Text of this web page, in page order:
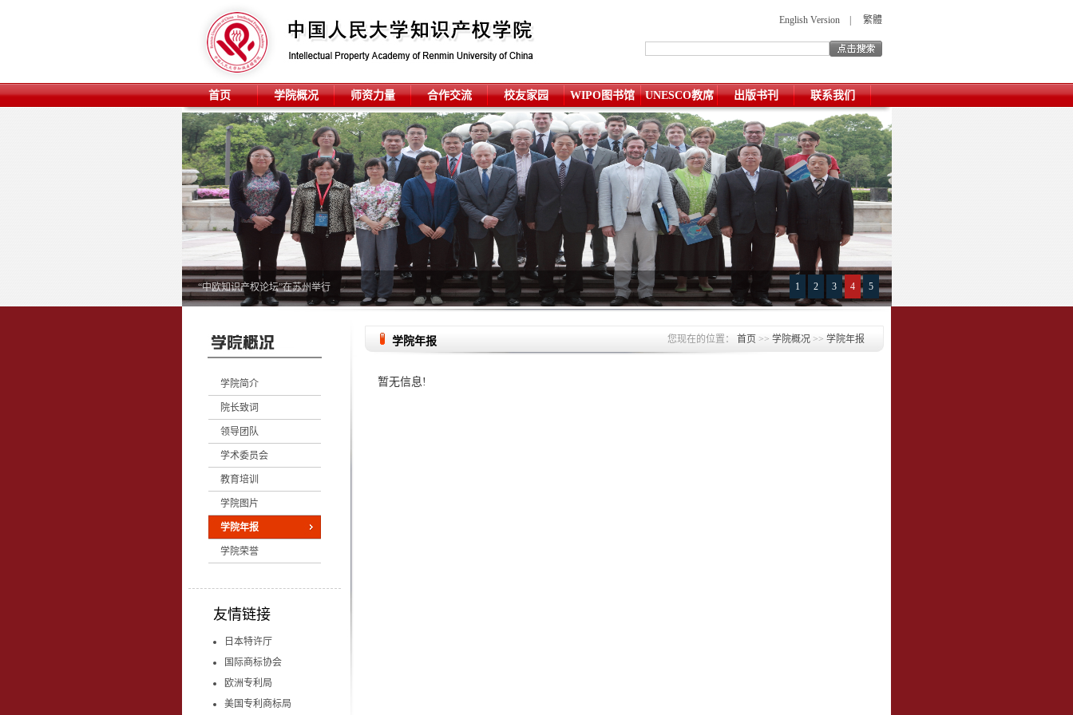
English Version 繁體
首页 学院概况 师资力量 合作交流 校友家园 WIPO图书馆 UNESCO教席 出版书刊 联系我们
“中欧知识产权论坛”在苏州举行 1 2 3 4 5
学院简介
院长致词
领导团队
学术委员会
教育培训
学院图片
学院年报
学院荣誉
友情链接
日本特许厅
国际商标协会
欧洲专利局
美国专利商标局
学院年报 您现在的位置： 首页 >> 学院概况>> 学院年报
暂无信息!